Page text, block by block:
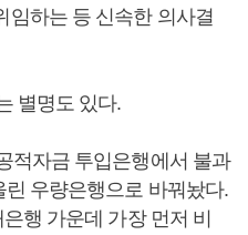
임하는 등 신속한 의사결
별명도 있다.
적자금 투입은행에서 불과
우량은행으로 바꿔놨다.
행 가운데 가장 먼저 비